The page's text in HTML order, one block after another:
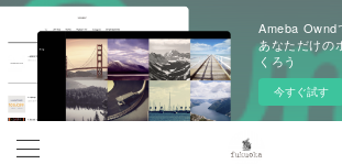
Ameba Ownd
あなただけの
くろう
今すぐ試す